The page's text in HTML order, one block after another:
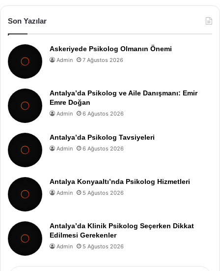
Son Yazılar
Askeriyede Psikolog Olmanın Önemi
Admin 7 Ağustos 2026
Antalya’da Psikolog ve Aile Danışmanı: Emir
Emre Doğan
Admin 6 Ağustos 2026
Antalya’da Psikolog Tavsiyeleri
Admin 6 Ağustos 2026
Antalya Konyaaltı’nda Psikolog Hizmetleri
Admin 5 Ağustos 2026
Antalya’da Klinik Psikolog Seçerken Dikkat
Edilmesi Gerekenler
Admin 5 Ağustos 2026